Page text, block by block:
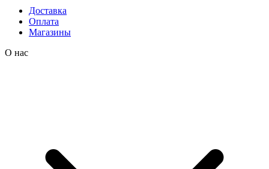
Доставка
Оплата
Магазины
О нас